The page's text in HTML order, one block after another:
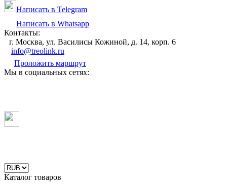
Написать в Telegram
Написать в Whatsapp
Контакты:
г. Москва, ул. Василисы Кожиной, д. 14, корп. 6
info@treolink.ru
Проложить маршрут
Мы в социальных сетях:
Каталог товаров